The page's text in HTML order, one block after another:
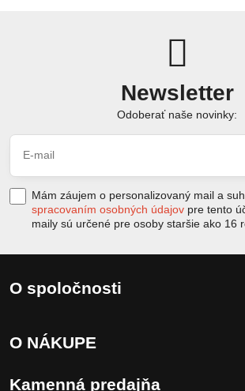
Newsletter
Odoberať naše novinky:
Mám záujem o personalizovaný mail a
spracovaním osobných údajov pre tento
maily sú určené pre osoby staršie ako 16
O spoločnosti
O NÁKUPE
Kamenná predajňa